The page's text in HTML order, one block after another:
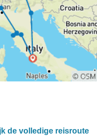
de volledige reisroute